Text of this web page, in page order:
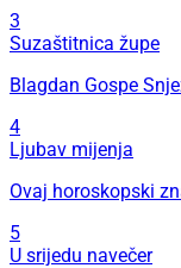
3
Suzaštitnica župe
Blagdan Gospe
4
Ljubav mijenja
Ovaj horoskopski
5
U srijedu navečer